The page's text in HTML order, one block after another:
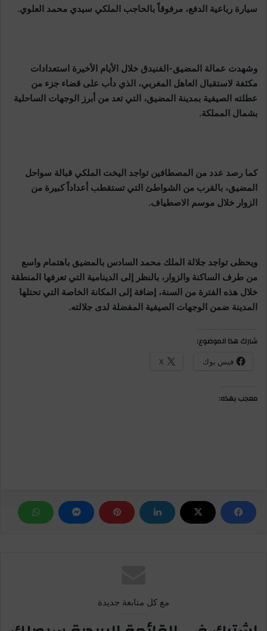
سيارة رباعية الدفع، مرفوقاً بالحاجب الملكي سيدي محمد العلوي.
وشهدت عمالة المضيق-الفنيدق خلال الأيام الأخيرة استعدادات
مكثفة لاستقبال العاهل المغربي، الذي دأب على قضاء جزء من
عطلته الصيفية بمدينة المضيق، التي تعد من أبرز الوجهات الساحلية
بشمال المملكة.
كما رصد عدد من المصطافين تواجد اليخت الملكي قبالة سواحل
المضيق، بالقرب من الشواطئ التي تستقطب أعداداً كبيرة من
الزوار خلال موسم الاصطياف.
ويحظى تواجد جلالة الملك محمد السادس بالمضيق باهتمام واسع
من طرف الساكنة والزوار، بالنظر إلى الدينامية التي تعرفها المنطقة
خلال هذه الفترة من السنة، إضافة إلى المكانة الخاصة التي تحتلها
المدينة ضمن الوجهات الصيفية المفضلة لدى جلالته.
شارك هذا الموضوع:
فيس بوك X
معجب بهذه:
مع كل متابعة جديدة